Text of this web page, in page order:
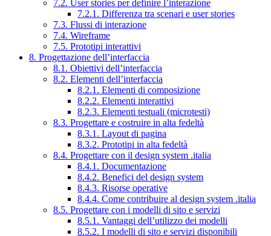
7.2. User stories per definire l’interazione
7.2.1. Differenza tra scenari e user stories
7.3. Flussi di interazione
7.4. Wireframe
7.5. Prototipi interattivi
8. Progettazione dell’interfaccia
8.1. Obiettivi dell’interfaccia
8.2. Elementi dell’interfaccia
8.2.1. Elementi di composizione
8.2.2. Elementi interattivi
8.2.3. Elementi testuali (microtesti)
8.3. Progettare e costruire in alta fedeltà
8.3.1. Layout di pagina
8.3.2. Prototipi in alta fedeltà
8.4. Progettare con il design system .italia
8.4.1. Documentazione
8.4.2. Benefici del design system
8.4.3. Risorse operative
8.4.4. Come contribuire al design system .italia
8.5. Progettare con i modelli di sito e servizi
8.5.1. Vantaggi dell’utilizzo dei modelli
8.5.2. I modelli di sito e servizi disponibili